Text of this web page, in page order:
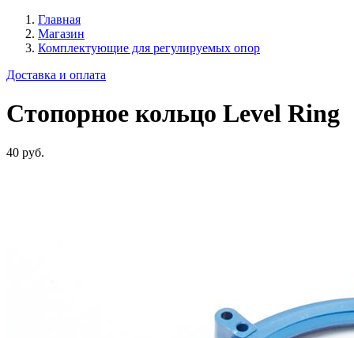
Главная
Магазин
Комплектующие для регулируемых опор
Доставка и оплата
Стопорное кольцо Level Ring
40 руб.